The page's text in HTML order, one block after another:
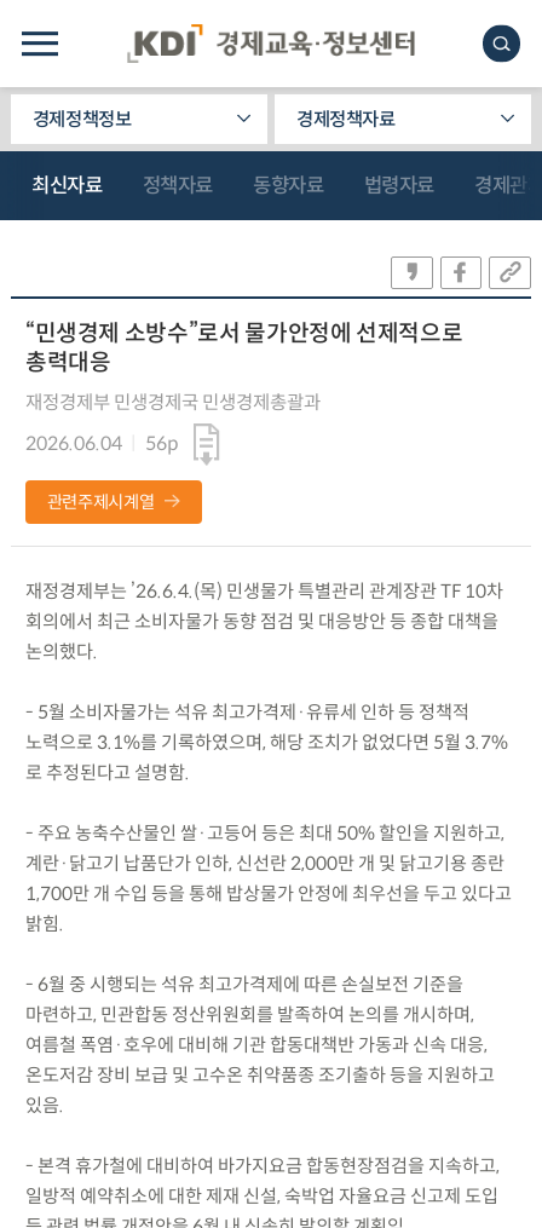
경제정책정보 경제정책자료
최신자료 정책자료 동향자료 법령자료 경제관
“민생경제 소방수”로서 물가안정에 선제적으로
총력대응
재정경제부 민생경제국 민생경제총괄과
2026.06.04
56p
관련주제시계열
재정경제부는 ’26.6.4.(목) 민생물가 특별관리 관계장관 TF 10차
회의에서 최근 소비자물가 동향 점검 및 대응방안 등 종합 대책을
논의했다.
- 5월 소비자물가는 석유 최고가격제·유류세 인하 등 정책적
노력으로 3.1%를 기록하였으며, 해당 조치가 없었다면 5월 3.7%
로 추정된다고 설명함.
- 주요 농축수산물인 쌀·고등어 등은 최대 50% 할인을 지원하고,
계란·닭고기 납품단가 인하, 신선란 2,000만 개 및 닭고기용 종란
1,700만 개 수입 등을 통해 밥상물가 안정에 최우선을 두고 있다고
밝힘.
- 6월 중 시행되는 석유 최고가격제에 따른 손실보전 기준을
마련하고, 민관합동 정산위원회를 발족하여 논의를 개시하며,
여름철 폭염·호우에 대비해 기관 합동대책반 가동과 신속 대응,
온도저감 장비 보급 및 고수온 취약품종 조기출하 등을 지원하고
있음.
- 본격 휴가철에 대비하여 바가지요금 합동현장점검을 지속하고,
일방적 예약취소에 대한 제재 신설, 숙박업 자율요금 신고제 도입